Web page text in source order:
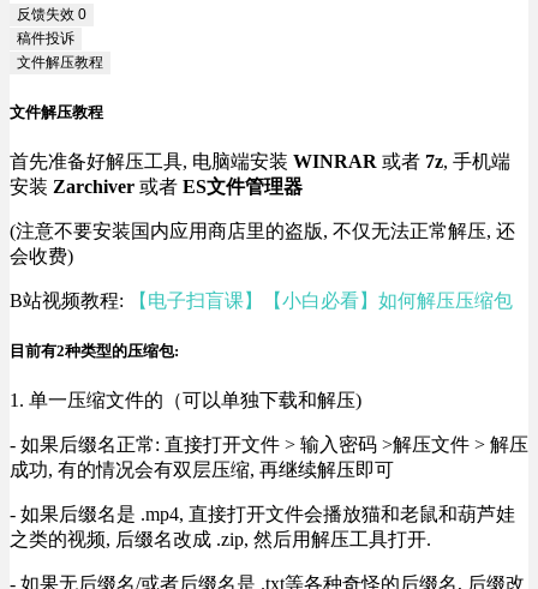
反馈失效 0
稿件投诉
文件解压教程
文件解压教程
首先准备好解压工具, 电脑端安装 WINRAR 或者 7z, 手机端
安装 Zarchiver 或者 ES文件管理器
(注意不要安装国内应用商店里的盗版, 不仅无法正常解压, 还
会收费)
B站视频教程: 【电子扫盲课】【小白必看】如何解压压缩包
目前有2种类型的压缩包:
1. 单一压缩文件的（可以单独下载和解压)
- 如果后缀名正常: 直接打开文件 > 输入密码 >解压文件 > 解压
成功, 有的情况会有双层压缩, 再继续解压即可
- 如果后缀名是 .mp4, 直接打开文件会播放猫和老鼠和葫芦娃
之类的视频, 后缀名改成 .zip, 然后用解压工具打开.
- 如果无后缀名/或者后缀名是 .txt等各种奇怪的后缀名, 后缀改